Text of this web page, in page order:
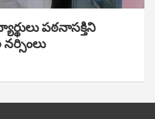
పఠ‌నాసక్తిని